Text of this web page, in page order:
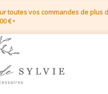
toutes vos commandes de plus
€*